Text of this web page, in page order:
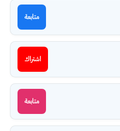
متابعة
اشتراك
متابعة